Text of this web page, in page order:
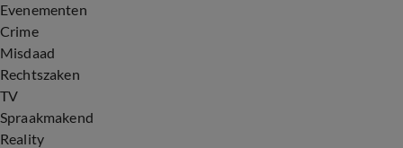
Evenementen
Crime
Misdaad
Rechtszaken
TV
Spraakmakend
Reality